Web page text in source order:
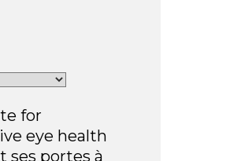
for
eye health
ses portes à